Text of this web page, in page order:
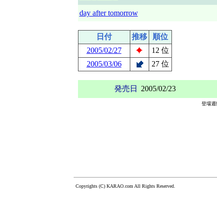
day after tomorrow
日付 推移
順位
2005/02/27
12 位
2005/03/06
27 位
発売日 2005/02/23
登場週
Copyrights (C) KARAO.com All Rights Reserved.